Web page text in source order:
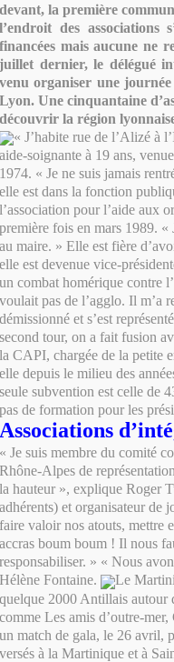
devant, la première
l’endroit des associations
financées mais aucune ne
juillet dernier, le délégué
venu organiser une
Lyon. Une cinquantaine
découvrir la région
« J’habite rue de l’Alizé à
aide-soignante à 19 ans,
1974. « Je ne suis jamais
elle est dans la fonction
l’association pour l’aide aux
première fois en mars 1989. «
au maire. » Elle est fière
elle est devenue vice-
un combat homérique contre
voulait pas de l’agglo. Il m’a
démissionné et s’est
second tour, on a fait fusion
la CAPI, chargée de la petite
elle depuis le milieu des
seule subvention est celle de
pas de formation pour les
Associations
« Je suis membre du comité
Rhône-Alpes de
la hauteur », explique Roger
adhérents) et organisateur de
faire valoir nos atouts, mettre
accras boum boum ! Il nous
responsabiliser. » « Nous
Hélène Fontaine.
Le
quelque 2000 Antillais autour
comme Les amis d’outre-
un match de gala, le 26 avril,
versés à la Martinique et à